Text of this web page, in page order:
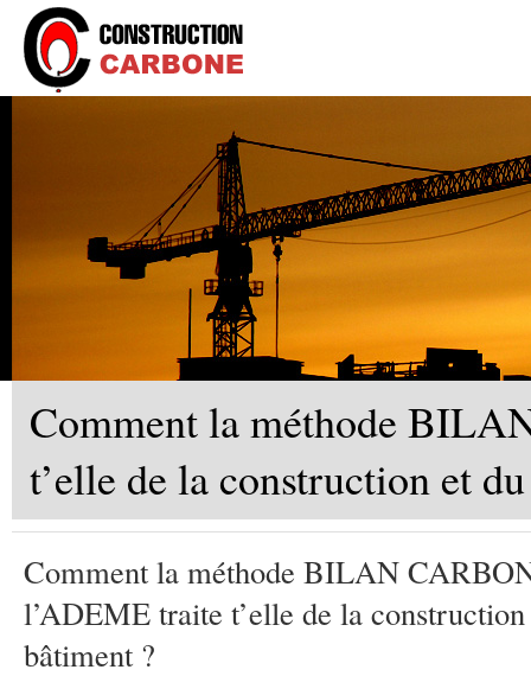
Comment la méthode
t’elle de la construction et
Comment la méthode BILAN
l’ADEME traite t’elle de la
bâtiment ?